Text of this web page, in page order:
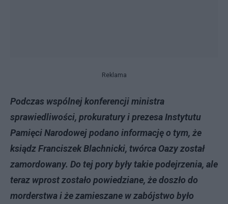
Reklama
Podczas wspólnej konferencji ministra
sprawiedliwości, prokuratury i prezesa Instytutu
Pamięci Narodowej podano informację o tym, że
ksiądz Franciszek Blachnicki, twórca Oazy został
zamordowany. Do tej pory były takie podejrzenia, ale
teraz wprost zostało powiedziane, że doszło do
morderstwa i że zamieszane w zabójstwo było